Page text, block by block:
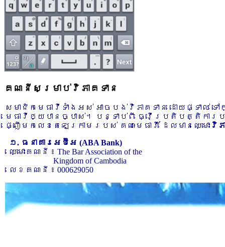
គណនីសម្រាប់វិភាគទាន
សមាជិកមេធាវីទាំងអស់ អាចបង់វិភាគទាន ដោយផ្ទាល់
មេធាវីឲ្យបានច្បាស់។ បន្ទាប់ពី ធ្វើប្រតិបត្តិកា
ផ្ញើមកលេខតេឡេក្រាមរបស់ គណៈមេធាវី ដែលមានឈ្មោះ វិភ
១. ធនាគារអេប៊ីអេ (ABA Bank)
ឈ្មោះគណនី ៖ The Bar Association of the
Kingdom of Cambodia
លេខគណនី ៖ 000629050